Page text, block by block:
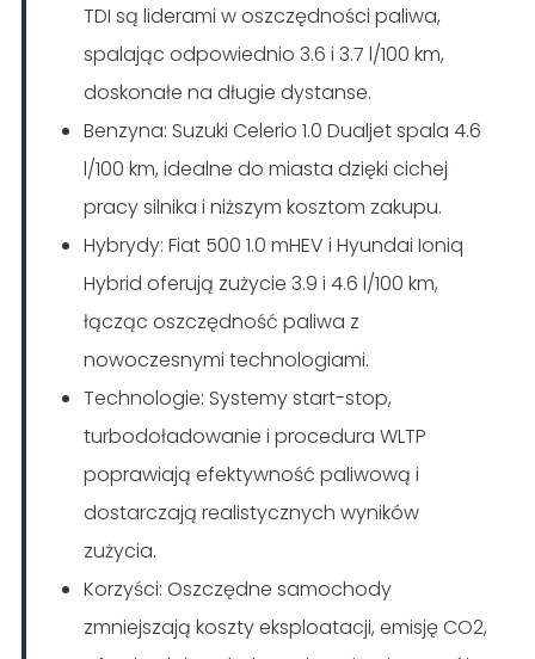
TDI są liderami w oszczędności paliwa,
spalając odpowiednio 3.6 i 3.7 l/100 km,
doskonałe na długie dystanse.
Benzyna: Suzuki Celerio 1.0 Dualjet spala 4.6
l/100 km, idealne do miasta dzięki cichej
pracy silnika i niższym kosztom zakupu.
Hybrydy: Fiat 500 1.0 mHEV i Hyundai Ioniq
Hybrid oferują zużycie 3.9 i 4.6 l/100 km,
łącząc oszczędność paliwa z
nowoczesnymi technologiami.
Technologie: Systemy start-stop,
turbodoładowanie i procedura WLTP
poprawiają efektywność paliwową i
dostarczają realistycznych wyników
zużycia.
Korzyści: Oszczędne samochody
zmniejszają koszty eksploatacji, emisję CO2,